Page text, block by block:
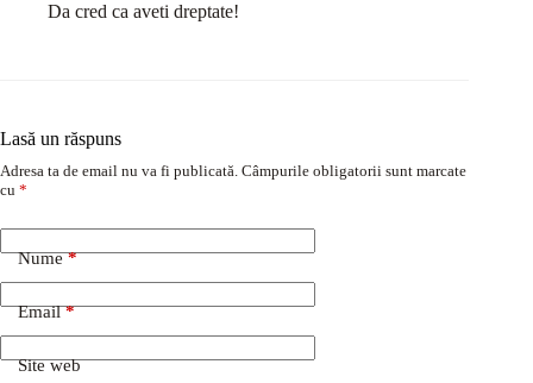
Da cred ca aveti dreptate!
Lasă un răspuns
Adresa ta de email nu va fi publicată. Câmpurile obligatorii sunt marcate
cu *
Nume*
Email*
Site web